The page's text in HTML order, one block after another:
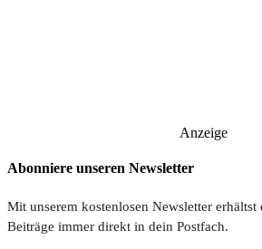
Anzeige
Abonniere unseren Newsletter
Mit unserem kostenlosen Newsletter erhältst
Beiträge immer direkt in dein Postfach.